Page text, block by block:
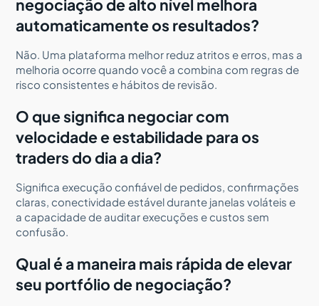
negociação de alto nível melhora
automaticamente os resultados?
Não. Uma plataforma melhor reduz atritos e erros, mas a
melhoria ocorre quando você a combina com regras de
risco consistentes e hábitos de revisão.
O que significa negociar com
velocidade e estabilidade para os
traders do dia a dia?
Significa execução confiável de pedidos, confirmações
claras, conectividade estável durante janelas voláteis e
a capacidade de auditar execuções e custos sem
confusão.
Qual é a maneira mais rápida de elevar
seu portfólio de negociação?